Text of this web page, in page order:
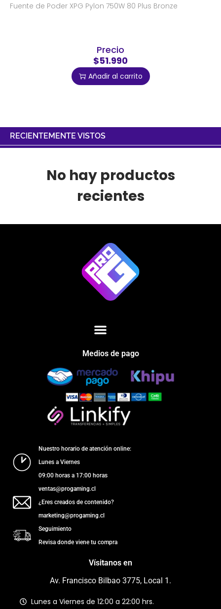
Fuente de Poder XPG Pylon 750W 80 Plus Bronze
Precio
$51.990
Añadir al carrito
RECIENTEMENTE VISTOS
No hay productos
recientes
Medios de pago
Nuestro horario de atención online:
Lunes a Viernes
09:00 horas a 17:00 horas
ventas@progaming.cl
¿Eres creados de contenido?
marketing@progaming.cl
Seguimiento
Revisa donde viene tu compra
Vísitanos en
Av. Francisco Bilbao 3775, Local 1.
Lunes a Viernes de 12:00 a 22:00 hrs.